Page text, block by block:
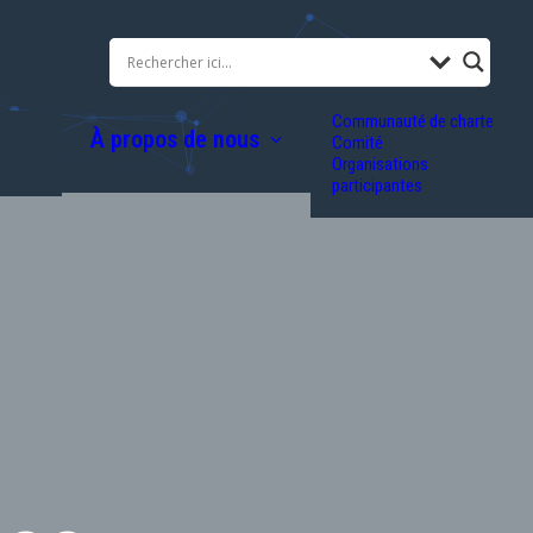
À propos de nous
Communauté de charte
Comité
Organisations
participantes